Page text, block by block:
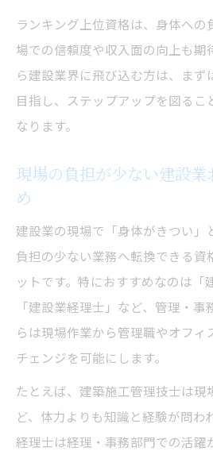
ランキング上位資格は、身体への
場での信頼度や収入面の向上も期
ら建設業界に飛び込む方は、まず
目指し、ステップアップを図るこ
なります。
現場の負担が少ない建設業
め
建設業の現場で「身体がきつい」
負担の少ない業務へ転換できる資
ットです。特におすすめなのは「
「建設業経理士」など、管理・
らは現場作業から管理職やオフィ
チェンジを可能にします。
たとえば、建築施工管理技士は現
ど、体力よりも知識と経験が問わ
経理士は経理・事務部門での活躍